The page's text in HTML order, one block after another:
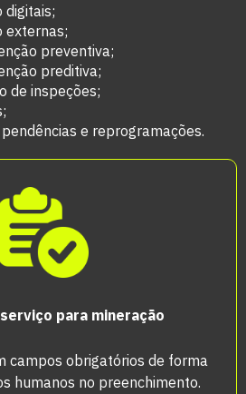
digitais;
externas;
preventiva;
preditiva;
de inspeções;
e reprogramações.
para mineração
campos obrigatórios de forma
humanos no preenchimento.